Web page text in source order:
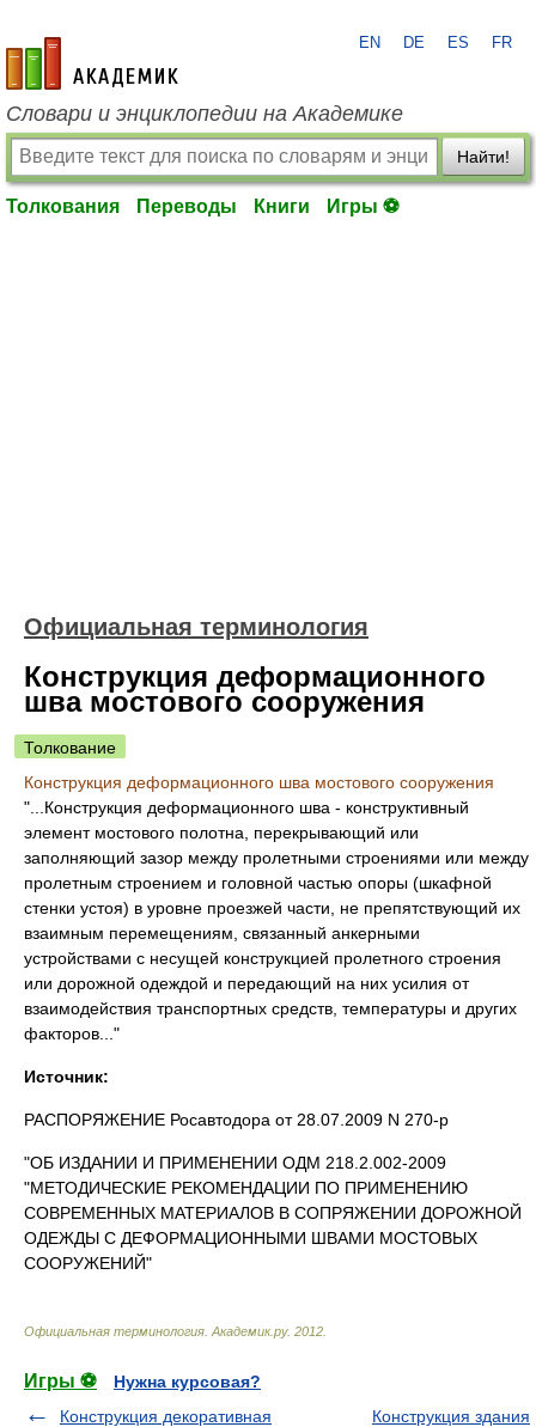
academic.ru
EN DE ES FR
Словари и энциклопедии на Академике
Найти!
Толкования Переводы Книги Игры ⚽
Официальная терминология
Конструкция деформационного
шва мостового сооружения
Толкование
Конструкция деформационного шва мостового сооружения
"...Конструкция деформационного шва - конструктивный
элемент мостового полотна, перекрывающий или
заполняющий зазор между пролетными строениями или между
пролетным строением и головной частью опоры (шкафной
стенки устоя) в уровне проезжей части, не препятствующий их
взаимным перемещениям, связанный анкерными
устройствами с несущей конструкцией пролетного строения
или дорожной одеждой и передающий на них усилия от
взаимодействия транспортных средств, температуры и других
факторов..."
Источник:
РАСПОРЯЖЕНИЕ Росавтодора от 28.07.2009 N 270-р
"ОБ ИЗДАНИИ И ПРИМЕНЕНИИ ОДМ 218.2.002-2009
"МЕТОДИЧЕСКИЕ РЕКОМЕНДАЦИИ ПО ПРИМЕНЕНИЮ
СОВРЕМЕННЫХ МАТЕРИАЛОВ В СОПРЯЖЕНИИ ДОРОЖНОЙ
ОДЕЖДЫ С ДЕФОРМАЦИОННЫМИ ШВАМИ МОСТОВЫХ
СООРУЖЕНИЙ"
Официальная терминология Академик.ру. 2012
Игры ⚽
Нужна курсовая?
Конструкция декоративная
Конструкция здания